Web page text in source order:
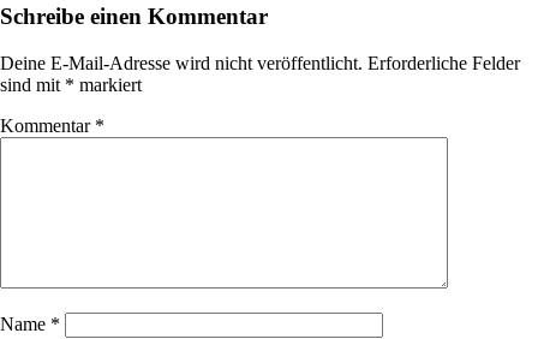
Schreibe einen Kommentar
Deine E-Mail-Adresse wird nicht veröffentlicht. Erforderliche Felder
sind mit * markiert
Kommentar *
Name *